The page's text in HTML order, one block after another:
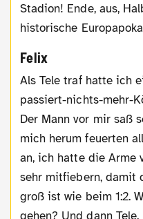
Stadion! Ende, aus,
historische
Felix
Als Tele traf hatte ich
passiert-nichts-mehr-
Der Mann vor mir saß
mich herum feuerten
an, ich hatte die Arme
sehr mitfiebern, damit
groß ist wie beim 1:2.
gehen? Und dann